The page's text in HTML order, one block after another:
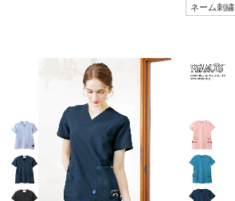
ネーム刺繍